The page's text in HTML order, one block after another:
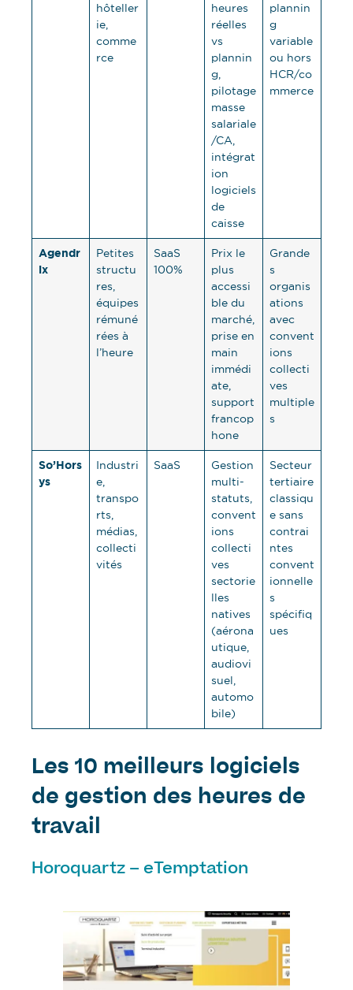
hôteller
ie,
comme
rce
heures
réelles
vs
plannin
g,
pilotage
masse
salariale
/CA,
intégrat
ion
logiciels
de
caisse
plannin
g
variable
ou hors
HCR/co
mmerce
Agendr
ix
Petites
structu
res,
équipes
rémuné
rées à
l’heure
SaaS
100%
Prix le
plus
accessi
ble du
marché,
prise en
main
immédi
ate,
support
francop
hone
Grande
s
organis
ations
avec
convent
ions
collecti
ves
multiple
s
So’Hors
ys
Industri
e,
transpo
rts,
médias,
collecti
vités
SaaS
Gestion
multi-
statuts,
convent
ions
collecti
ves
sectorie
lles
natives
(aérona
utique,
audiovi
suel,
automo
bile)
Secteur
tertiaire
classiqu
e sans
contrai
ntes
convent
ionnelle
s
spécifiq
ues
Les 10 meilleurs logiciels
de gestion des heures de
travail
Horoquartz – eTemptation